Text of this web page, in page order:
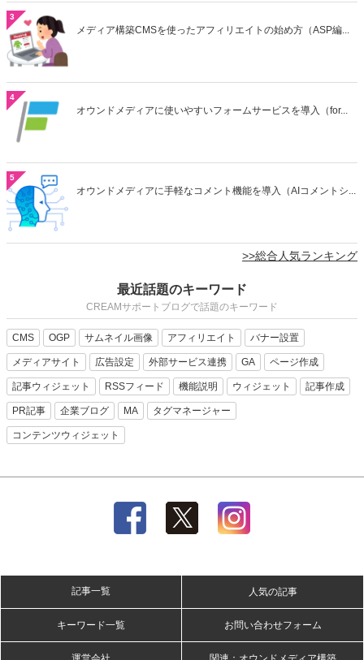
3
メディア構築CMSを使ったアフィリエイトの始め方（ASP編...
4
オウンドメディアに使いやすいフォームサービスを導入（for...
5
オウンドメディアに手軽なコメント機能を導入（AIコメントシ...
>>総合人気ランキング
最近話題のキーワード
CREAMサポートブログで話題のキーワード
CMS OGP サムネイル画像 アフィリエイト バナー設置
メディアサイト 広告設定 外部サービス連携 GA ページ作成
記事ウィジェット RSSフィード 機能説明 ウィジェット 記事作成
PR記事 企業ブログ MA タグマネージャー
コンテンツウィジェット
記事一覧 人気の記事
キーワード一覧 お問い合わせフォーム